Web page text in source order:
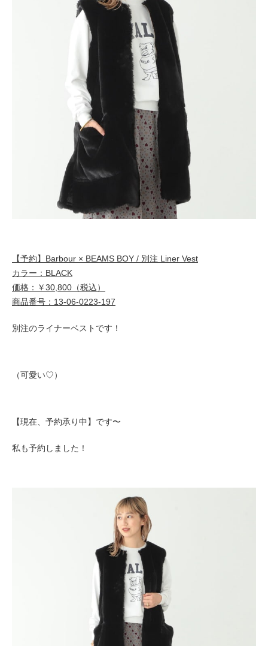
【予約】Barbour × BEAMS BOY / 別注 Liner Vest
カラー：BLACK
価格：￥30,800（税込）
商品番号：13-06-0223-197
別注のライナーベストです！
（可愛い♡）
【現在、予約承り中】です〜
私も予約しました！